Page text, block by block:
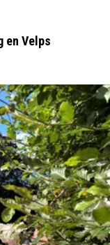
en Velps